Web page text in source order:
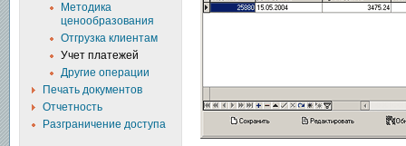
Методика
ценообразования
Отгрузка клиентам
Учет платежей
Другие операции
Печать документов
Отчетность
Разграничение доступа